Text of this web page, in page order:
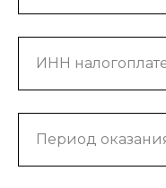
ИНН
Период